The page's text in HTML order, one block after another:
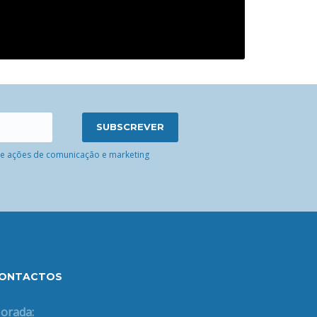
ações de comunicação e marketing